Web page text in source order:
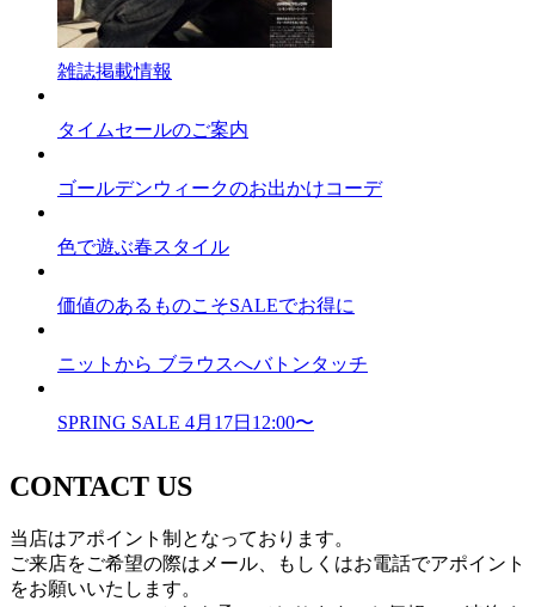
雑誌掲載情報
タイムセールのご案内
ゴールデンウィークのお出かけコーデ
色で遊ぶ春スタイル
価値のあるものこそSALEでお得に
ニットから ブラウスへバトンタッチ
SPRING SALE 4月17日12:00〜
CONTACT US
当店はアポイント制となっております。
ご来店をご希望の際はメール、もしくはお電話でアポイント
をお願いいたします。